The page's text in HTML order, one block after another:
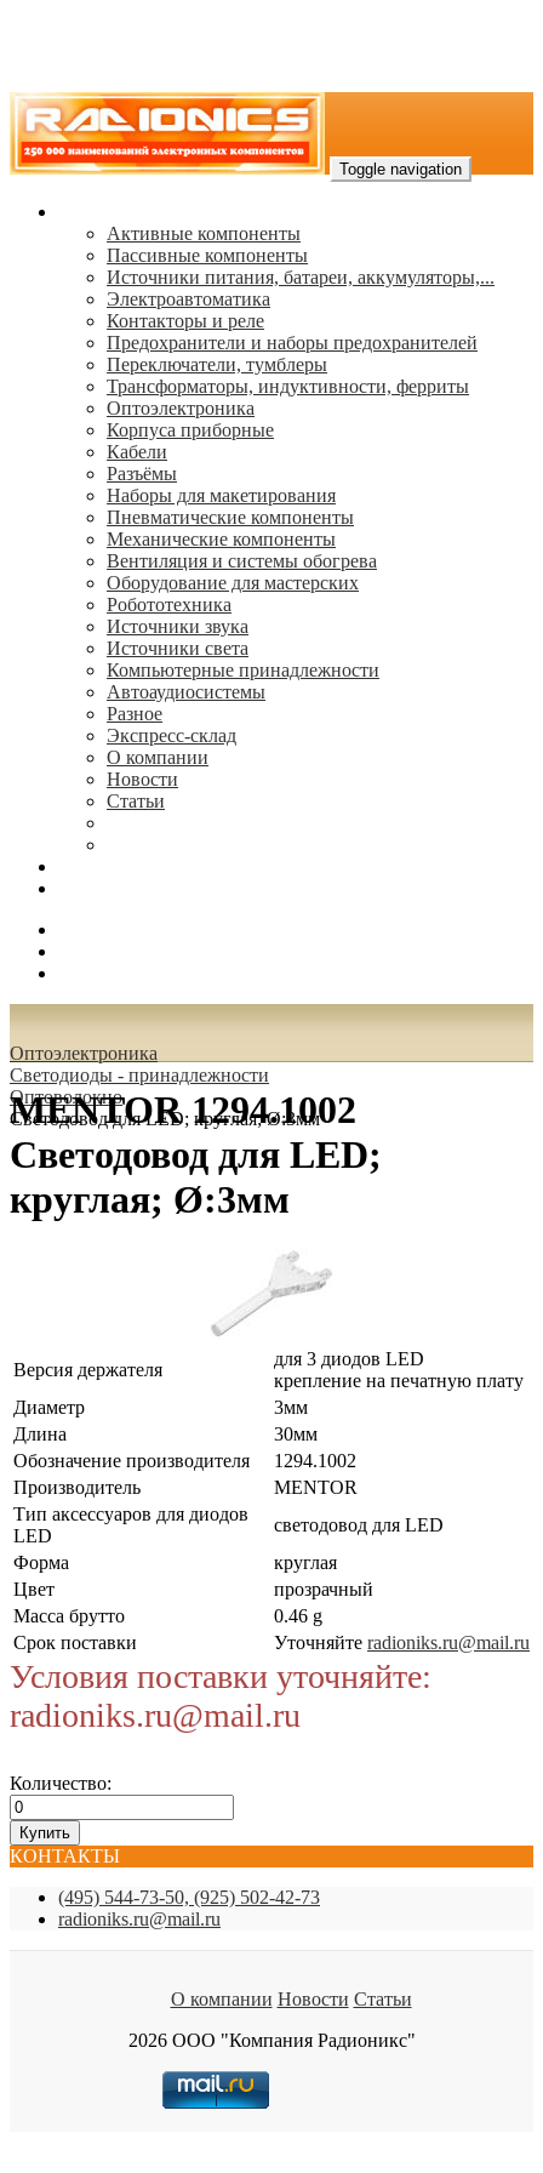
Toggle navigation
Активные компоненты
Пассивные компоненты
Источники питания, батареи, аккумуляторы,...
Электроавтоматика
Контакторы и реле
Предохранители и наборы предохранителей
Переключатели, тумблеры
Трансформаторы, индуктивности, ферриты
Oптоэлектроника
Корпуса приборные
Кабели
Разъёмы
Наборы для макетирования
Пневматические компоненты
Механические компоненты
Вентиляция и системы обогрева
Оборудование для мастерских
Робототехника
Источники звука
Источники света
Компьютерные принадлежности
Автоаудиосистемы
Разное
Экспресс-склад
О компании
Новости
Статьи
Oптоэлектроника
Светодиоды - принадлежности
Оптоволокно
Светодовод для LED; круглая; Ø:3мм
MENTOR 1294.1002
Светодовод для LED;
круглая; Ø:3мм
Версия держателя
для 3 диодов LED
крепление на печатную плату
Диаметр
3мм
Длина
30мм
Обозначение производителя
1294.1002
Производитель
MENTOR
Тип аксессуаров для диодов
LED
светодовод для LED
Форма
круглая
Цвет
прозрачный
Масса брутто
0.46 g
Срок поставки
Уточняйте radioniks.ru@mail.ru
Условия поставки уточняйте:
radioniks.ru@mail.ru
Количество:
КОНТАКТЫ
(495) 544-73-50, (925) 502-42-73
radioniks.ru@mail.ru
О компании Новости Статьи
2026 ООО "Компания Радионикс"